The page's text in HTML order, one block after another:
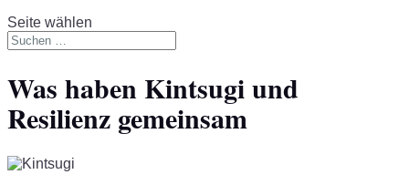
Seite wählen
Was haben Kintsugi und
Resilienz gemeinsam